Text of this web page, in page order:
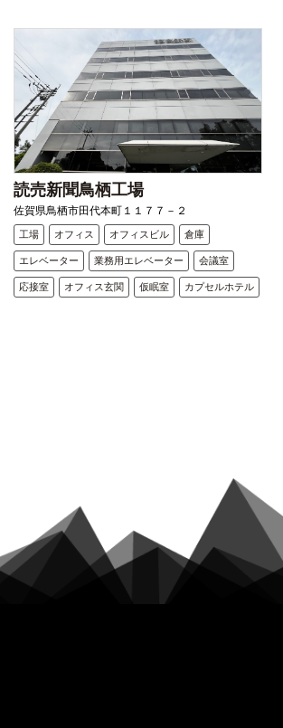
読売新聞鳥栖工場
佐賀県鳥栖市田代本町１１７７－２
工場 オフィス オフィスビル 倉庫
エレベーター 業務用エレベーター 会議室
応接室 オフィス玄関 仮眠室 カプセルホテル